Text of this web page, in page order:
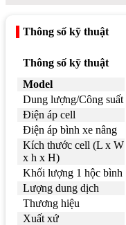
Thông số kỹ thuật
Thông số kỹ thuật
Model
Dung lượng/Công suất
Điện áp cell
Điện áp bình xe nâng
Kích thước cell (L x W
x h x H)
Khối lượng 1 hộc bình
Lượng dung dịch
Thương hiệu
Xuất xứ